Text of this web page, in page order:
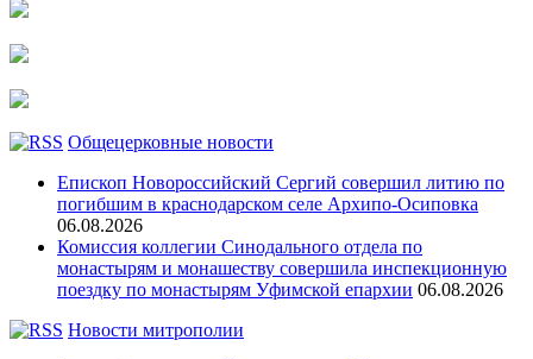
Общецерковные новости
Епископ Новороссийский Сергий совершил литию по
погибшим в краснодарском селе Архипо-Осиповка
06.08.2026
Комиссия коллегии Синодального отдела по
монастырям и монашеству совершила инспекционную
поездку по монастырям Уфимской епархии 06.08.2026
Новости митрополии